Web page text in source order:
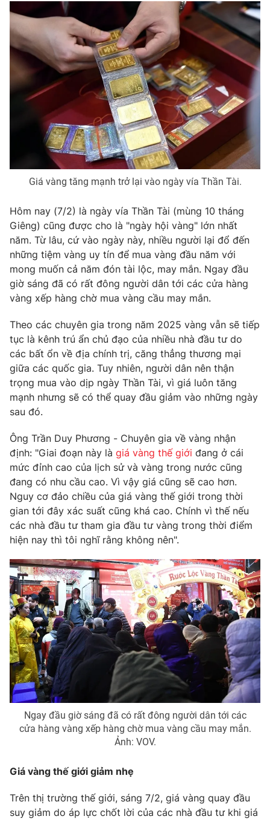
Photo Infographic
Video Shorts video
VTV Money VTV Thể thao
VTV Sức khoẻ Bất động sản
Thị trường 24h Tấm lòng Việt
VTV4 Vươn mình bằng AI
VTV9 VTV8
Liên hệ tòa soạn English
THỜI BÁO VTV
Theo dõi báo trên
Cơ quan chủ quản:
Giấy phép hoạt động báo in và báo điện tử số 483/GP-BTTTT
cấp ngày 29/12/2023
Tổng Biên tập:Vũ Thanh Thủy
Phó Tổng Biên tập:
Nguyễn Thị Mỹ Hạnh, Phạm Quốc Thắng,
Nguyễn Trọng Ninh
Tổng đài VTV:
024.38 355 931 - 024.38 355 932
Ðiện thoại Thời báo VTV:024.66 897 897
Liên hệ quảng cáo:024-7300.7108
® Cấm sao chép dưới mọi hình thức nếu không có sự chấp
Giá vàng tăng mạnh trở lại vào ngày vía Thần Tài.
Hôm nay (7/2) là ngày vía Thần Tài (mùng 10 tháng
Giêng) cũng được cho là "ngày hội vàng" lớn nhất
năm. Từ lâu, cứ vào ngày này, nhiều người lại đổ đến
những tiệm vàng uy tín để mua vàng đầu năm với
mong muốn cả năm đón tài lộc, may mắn. Ngay đầu
giờ sáng đã có rất đông người dân tới các cửa hàng
vàng xếp hàng chờ mua vàng cầu may mắn.
Theo các chuyên gia trong năm 2025 vàng vẫn sẽ tiếp
tục là kênh trú ẩn chủ đạo của nhiều nhà đầu tư do
các bất ổn về địa chính trị, căng thẳng thương mại
giữa các quốc gia. Tuy nhiên, người dân nên thận
trọng mua vào dịp ngày Thần Tài, vì giá luôn tăng
mạnh nhưng sẽ có thể quay đầu giảm vào những ngày
sau đó.
Ông Trần Duy Phương - Chuyên gia về vàng nhận
định: "Giai đoạn này là giá vàng thế giới đang ở cái
mức đỉnh cao của lịch sử và vàng trong nước cũng
đang có nhu cầu cao. Vì vậy giá cũng sẽ cao hơn.
Nguy cơ đảo chiều của giá vàng thế giới trong thời
gian tới đây xác suất cũng khá cao. Chính vì thế nếu
các nhà đầu tư tham gia đầu tư vàng trong thời điểm
hiện nay thì tôi nghĩ rằng không nên".
Ngay đầu giờ sáng đã có rất đông người dân tới các
cửa hàng vàng xếp hàng chờ mua vàng cầu may mắn.
Ảnh: VOV.
Giá vàng thế giới giảm nhẹ
Trên thị trường thế giới, sáng 7/2, giá vàng quay đầu
suy giảm do áp lực chốt lời của các nhà đầu tư khi giá